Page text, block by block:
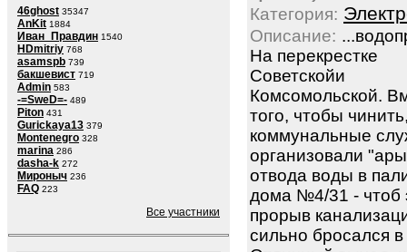
46ghost 35347
AnKit 1884
Иван_Правдин 1540
HDmitriy 768
asamspb 739
бакшевист 719
Admin 583
-=SweD=- 489
Piton 431
Gurickaya13 379
Montenegro 328
marina 286
dasha-k 272
Мироныч 236
FAQ 223
Все участники
Категория:
Описание:
На перекрестке
Советскойи
Комсомольской.
того, чтобы
коммунальные
организовали
отвода воды в
дома №4/31 - чтоб
прорыв
сильно бросался в